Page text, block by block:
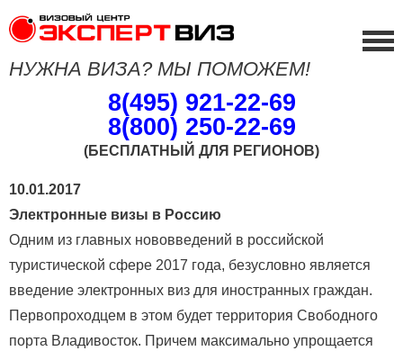
НУЖНА ВИЗА? МЫ ПОМОЖЕМ!
8(495) 921-22-69
8(800) 250-22-69
(БЕСПЛАТНЫЙ ДЛЯ РЕГИОНОВ)
10.01.2017
Электронные визы в Россию
Одним из главных нововведений в российской
туристической сфере 2017 года, безусловно является
введение электронных виз для иностранных граждан.
Первопроходцем в этом будет территория Свободного
порта Владивосток. Причем максимально упрощается